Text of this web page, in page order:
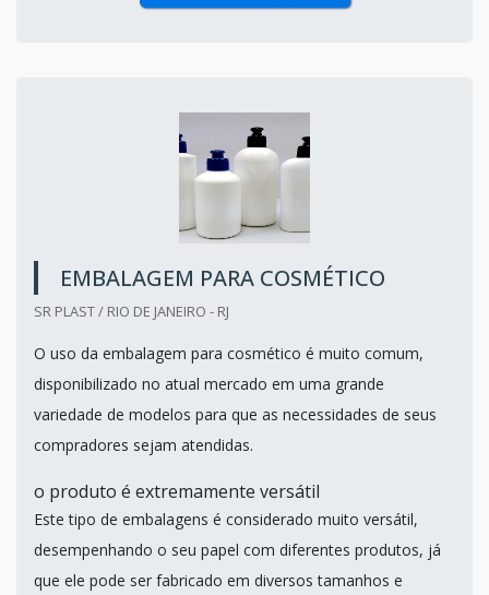
EMBALAGEM PARA COSMÉTICO
SR PLAST / RIO DE JANEIRO - RJ
O uso da embalagem para cosmético é muito comum,
disponibilizado no atual mercado em uma grande
variedade de modelos para que as necessidades de seus
compradores sejam atendidas.
o produto é extremamente versátil
Este tipo de embalagens é considerado muito versátil,
desempenhando o seu papel com diferentes produtos, já
que ele pode ser fabricado em diversos tamanhos e